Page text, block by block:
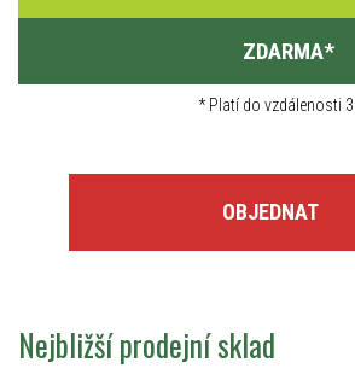
ZDARMA*
*Platí do vzdálenosti
OBJEDNAT
Nejbližší prodejní sklad